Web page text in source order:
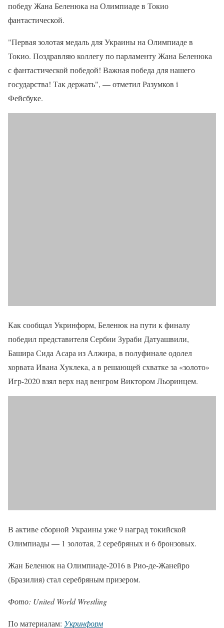
победу Жана Беленюка на Олимпиаде в Токио
фантастической.
"Первая золотая медаль для Украины на Олимпиаде в
Токио. Поздравляю коллегу по парламенту Жана Беленюка
с фантастической победой! Важная победа для нашего
государства! Так держать", — отметил Разумков і
Фейсбуке.
Как сообщал Укринформ, Беленюк на пути к финалу
победил представителя Сербии Зураби Датуашвили,
Башира Сида Асара из Алжира, в полуфинале одолел
хорвата Ивана Хуклека, а в решающей схватке за «золото»
Игр-2020 взял верх над венгром Виктором Льоринцем.
В активе сборной Украины уже 9 наград токийской
Олимпиады — 1 золотая, 2 серебряных и 6 бронзовых.
Жан Беленюк на Олимпиаде-2016 в Рио-де-Жанейро
(Бразилия) стал серебряным призером.
Фото: United World Wrestling
По материалам: Укринформ